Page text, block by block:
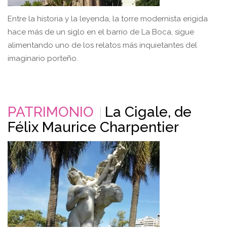
Entre la historia y la leyenda, la torre modernista erigida
hace más de un siglo en el barrio de La Boca, sigue
alimentando uno de los relatos más inquietantes del
imaginario porteño.
PATRIMONIO
La Cigale, de
Félix Maurice Charpentier